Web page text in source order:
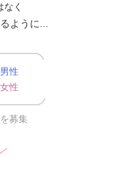
なく
ように...
性
女性
募集